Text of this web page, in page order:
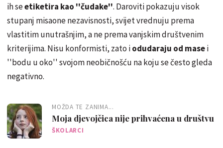
ih seetiketira kao ''čudake''. Daroviti pokazuju visok
stupanj misaone nezavisnosti, svijet vrednuju prema
vlastitim unutrašnjim, a ne prema vanjskim društvenim
kriterijima. Nisu konformisti, zato iodudaraju od masei
''bodu u oko'' svojom neobičnošću na koju se često gleda
negativno.
MOŽDA TE ZANIMA...
Moja djevojčica nije prihvaćena u društvu
ŠKOLARCI